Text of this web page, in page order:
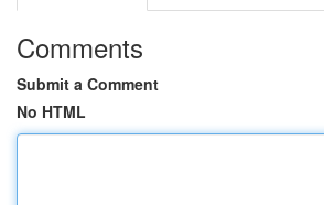
Comments
Submit a Comment
No HTML